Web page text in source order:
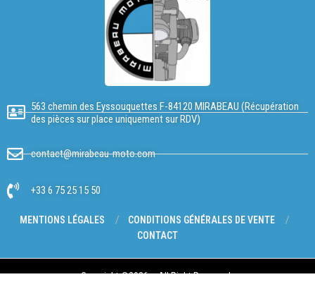
563 chemin des Eyssouquettes F-84120 MIRABEAU (Récupération
des pièces sur place uniquement sur RDV)
contact@mirabeau-moto.com
+33 6 75 25 15 50
MENTIONS LÉGALES
CONDITIONS GÉNÉRALES DE VENTE
CONTACT
Copyright @2026 – All Right Reserved.